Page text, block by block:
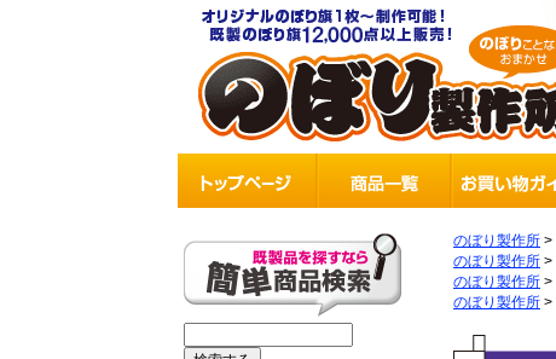
のぼり製作所 >
のぼり製作所 >
のぼり製作所 >
のぼり製作所 >